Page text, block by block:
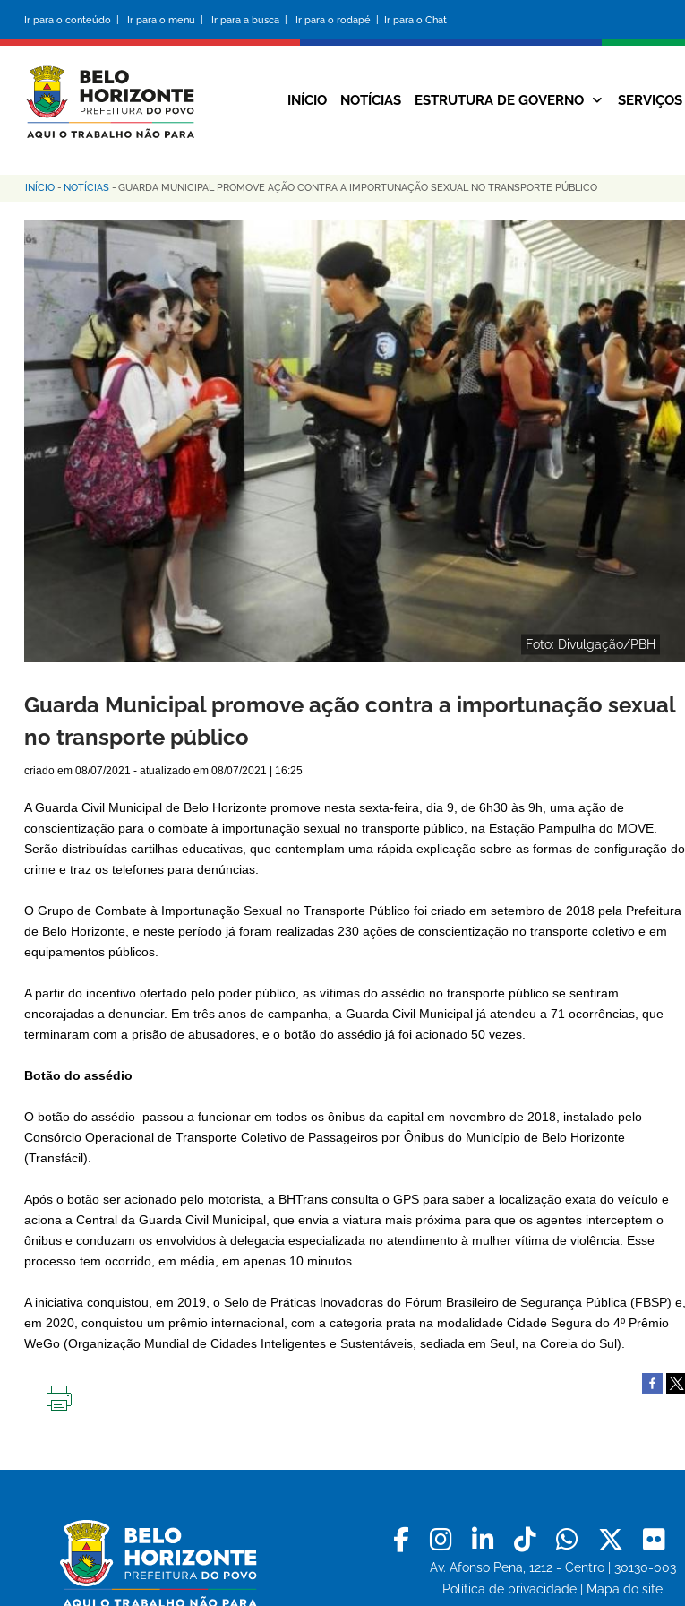
conteúdo
principal
Ir para o conteúdo | Ir para o menu | Ir para a busca | Ir para o rodapé | Ir para o Chat
da
Prefeitura
Navegação
INÍCIO NOTÍCIAS ESTRUTURA DE GOVERNO SERVIÇOS
Trilha
de
navegação
INÍCIO - NOTÍCIAS - GUARDA MUNICIPAL PROMOVE AÇÃO CONTRA A IMPORTUNAÇÃO SEXUAL NO TRANSPORTE PÚBLICO
Foto: Divulgação/PBH
Guarda Municipal promove ação contra a importunação sexual
no transporte público
criado em 08/07/2021 - atualizado em 08/07/2021 | 16:25
A Guarda Civil Municipal de Belo Horizonte promove nesta sexta-feira, dia 9, de 6h30 às 9h, uma ação de
conscientização para o combate à importunação sexual no transporte público, na Estação Pampulha do MOVE.
Serão distribuídas cartilhas educativas, que contemplam uma rápida explicação sobre as formas de configuração do
crime e traz os telefones para denúncias.
O Grupo de Combate à Importunação Sexual no Transporte Público foi criado em setembro de 2018 pela Prefeitura
de Belo Horizonte, e neste período já foram realizadas 230 ações de conscientização no transporte coletivo e em
equipamentos públicos.
A partir do incentivo ofertado pelo poder público, as vítimas do assédio no transporte público se sentiram
encorajadas a denunciar. Em três anos de campanha, a Guarda Civil Municipal já atendeu a 71 ocorrências, que
terminaram com a prisão de abusadores, e o botão do assédio já foi acionado 50 vezes.
Botão do assédio
O botão do assédio passou a funcionar em todos os ônibus da capital em novembro de 2018, instalado pelo
Consórcio Operacional de Transporte Coletivo de Passageiros por Ônibus do Município de Belo Horizonte
(Transfácil).
Após o botão ser acionado pelo motorista, a BHTrans consulta o GPS para saber a localização exata do veículo e
aciona a Central da Guarda Civil Municipal, que envia a viatura mais próxima para que os agentes interceptem o
ônibus e conduzam os envolvidos à delegacia especializada no atendimento à mulher vítima de violência. Esse
processo tem ocorrido, em média, em apenas 10 minutos.
A iniciativa conquistou, em 2019, o Selo de Práticas Inovadoras do Fórum Brasileiro de Segurança Pública (FBSP) e,
em 2020, conquistou um prêmio internacional, com a categoria prata na modalidade Cidade Segura do 4º Prêmio
WeGo (Organização Mundial de Cidades Inteligentes e Sustentáveis, sediada em Seul, na Coreia do Sul).
Facebook
Instagram
LinkedinTiktok X
Av. Afonso Pena, 1212 - Centro | 30130-003
Política de privacidade
Mapa do site